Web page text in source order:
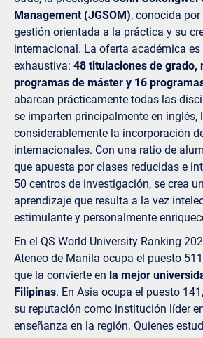
Management (JGSOM), conocida
gestión orientada a la práctica y su
internacional. La oferta académica
exhaustiva: 48 titulaciones de grado,
programas de máster y 16
abarcan prácticamente todas las
se imparten principalmente en inglés,
considerablemente la incorporación
internacionales. Con una ratio de
que apuesta por clases reducidas e
50 centros de investigación, se crea
aprendizaje que resulta a la vez
estimulante y personalmente
En el QS World University Ranking
Ateneo de Manila ocupa el puesto
que la convierte en la mejor
Filipinas. En Asia ocupa el puesto
su reputación como institución líder
enseñanza en la región. Quienes